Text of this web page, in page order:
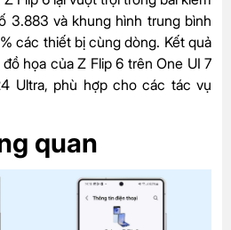
3.883 và khung hình trung bình
các thiết bị cùng dòng. Kết quả
họa của Z Flip 6 trên One UI 7
Ultra, phù hợp cho các tác vụ
quan